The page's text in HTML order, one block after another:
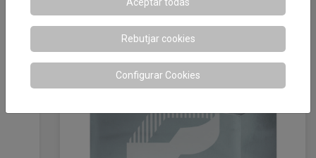
Rebutjar cookies
Configurar Cookies